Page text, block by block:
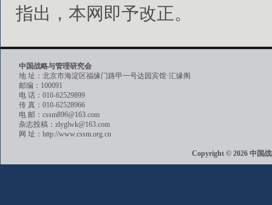
指出，本网即予改正。
中国战略与管理研究会
地 址：北京市海淀区福缘门路甲一号达园宾馆·汇缘阁
邮编：100091
电 话：010-62529899
传 真：010-62528966
电 邮：cssm896@163.com
杂志投稿：zlyglwk@163.com
网 址：http://www.cssm.org.cn
Copyright © 2026 中国